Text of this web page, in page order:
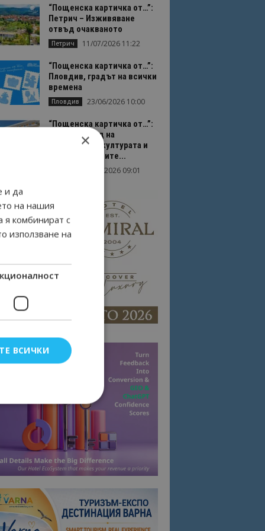
“Пощенска картичка от…”:
Петрич – Изживяване
отвъд очакваното
Петрич 11/07/2026 11:22
“Пощенска картичка от…”:
Пловдив, градът на всички
времена
Пловдив 23/06/2026 10:00
“Пощенска картичка от…”:
Перник – град на
традициите, културата и
вдъхновяващите...
17/06/2026 09:01
×
и да
на нашия
я комбинират с
използване на
ВСИЧКИ
влизане и
съгласието
на сайта.